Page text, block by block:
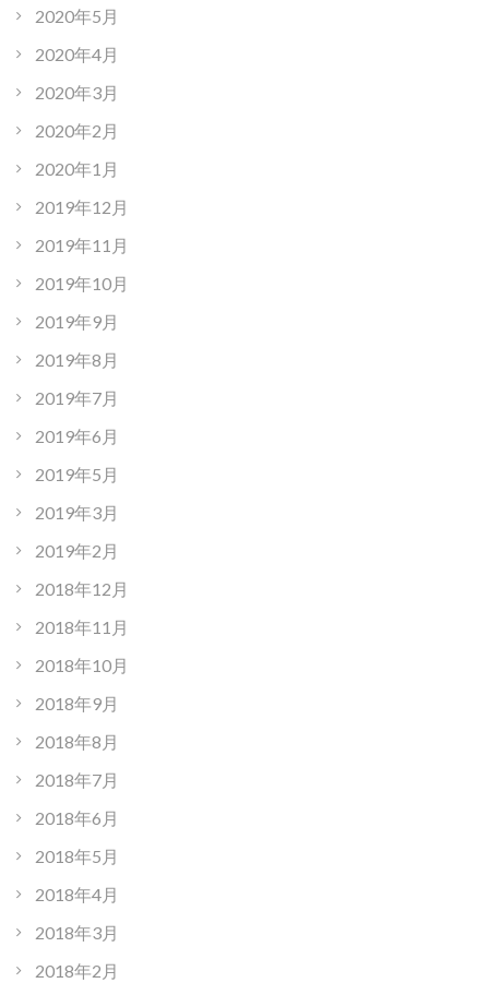
2020年5月
2020年4月
2020年3月
2020年2月
2020年1月
2019年12月
2019年11月
2019年10月
2019年9月
2019年8月
2019年7月
2019年6月
2019年5月
2019年3月
2019年2月
2018年12月
2018年11月
2018年10月
2018年9月
2018年8月
2018年7月
2018年6月
2018年5月
2018年4月
2018年3月
2018年2月